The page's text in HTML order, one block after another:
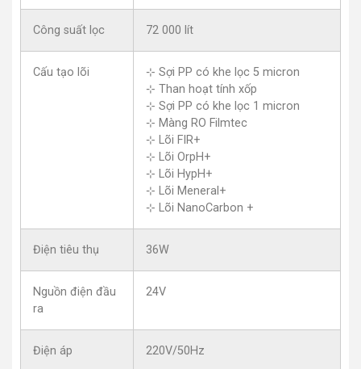
Công suất lọc 72 000 lít
Cấu tạo lõi
⊹ Sợi PP có khe lọc 5 micron
⊹ Than hoạt tính xốp
⊹ Sợi PP có khe lọc 1 micron
⊹ Màng RO Filmtec
⊹ Lõi FIR+
⊹ Lõi OrpH+
⊹ Lõi HypH+
⊹ Lõi Meneral+
⊹ Lõi NanoCarbon +
Điện tiêu thụ 36W
Nguồn điện đầu
ra
24V
Điện áp 220V/50Hz